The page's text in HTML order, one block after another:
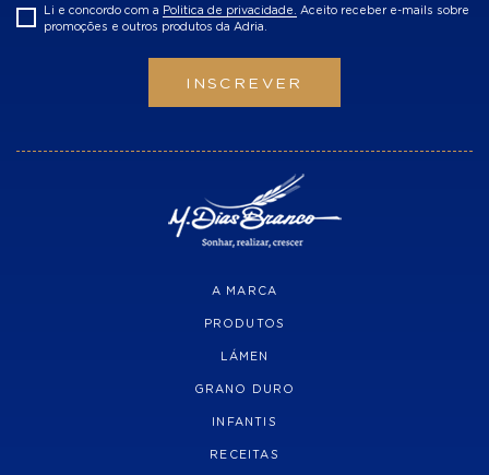
Li e concordo com a Politica de privacidade. Aceito receber e-mails sobre
promoções e outros produtos da Adria.
INSCREVER
A MARCA
PRODUTOS
LÁMEN
GRANO DURO
INFANTIS
RECEITAS